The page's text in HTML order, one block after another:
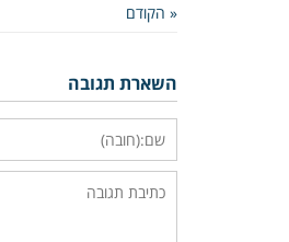
« הקודם
השארת תגובה